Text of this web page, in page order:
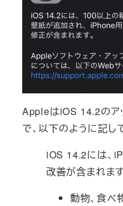
AppleはiOS 14.2のア
で、以下のように記し
iOS 14.2には、
改善が含まれま
動物、食べ